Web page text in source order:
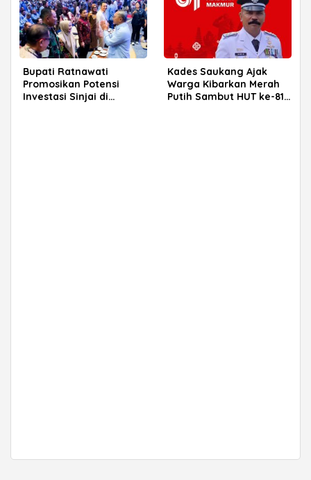
Bupati Ratnawati
Promosikan Potensi
Investasi Sinjai di
Kades Saukang Ajak
Warga Kibarkan Merah
Putih Sambut HUT ke-81